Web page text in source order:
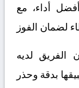
أداء، مع
لضمان الفوز
الفريق لديه
بدقة وحذر